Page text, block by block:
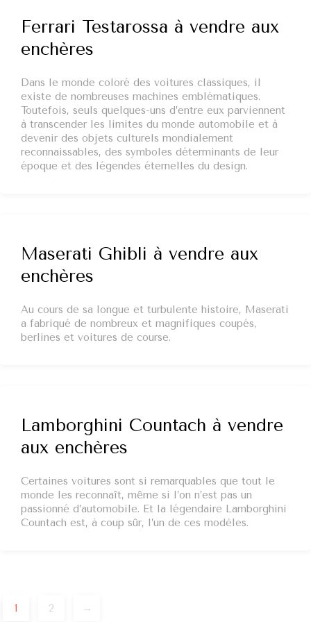
Ferrari Testarossa à vendre aux
enchères
Dans le monde coloré des voitures classiques, il
existe de nombreuses machines emblématiques.
Toutefois, seuls quelques-uns d’entre eux parviennent
à transcender les limites du monde automobile et à
devenir des objets culturels mondialement
reconnaissables, des symboles déterminants de leur
époque et des légendes éternelles du design.
Maserati Ghibli à vendre aux
enchères
Au cours de sa longue et turbulente histoire, Maserati
a fabriqué de nombreux et magnifiques coupés,
berlines et voitures de course.
Lamborghini Countach à vendre
aux enchères
Certaines voitures sont si remarquables que tout le
monde les reconnaît, même si l’on n’est pas un
passionné d’automobile. Et la légendaire Lamborghini
Countach est, à coup sûr, l’un de ces modèles.
navigation
1 2 →